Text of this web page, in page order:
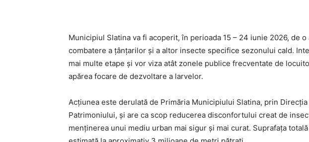
Municipiul Slatina va fi acoperit, în perioada 15 – 24 iunie 2026, de o
combatere a țânțarilor și a altor insecte specifice sezonului cald.
mai multe etape și vor viza atât zonele publice frecventate de
apărea focare de dezvoltare a larvelor.
Acțiunea este derulată de Primăria Municipiului Slatina, prin
Patrimoniului, și are ca scop reducerea disconfortului creat de
menținerea unui mediu urban mai sigur și mai curat. Suprafața